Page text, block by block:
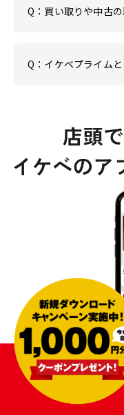
Q：買い取りや中古
Q：イケベプライム